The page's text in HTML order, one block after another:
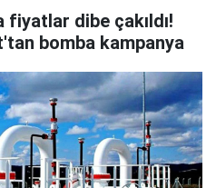
fiyatlar dibe çakıldı!
bomba kampanya